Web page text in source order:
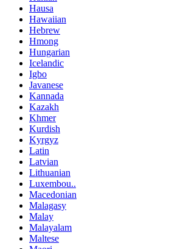
Hausa
Hawaiian
Hebrew
Hmong
Hungarian
Icelandic
Igbo
Javanese
Kannada
Kazakh
Khmer
Kurdish
Kyrgyz
Latin
Latvian
Lithuanian
Luxembou..
Macedonian
Malagasy
Malay
Malayalam
Maltese